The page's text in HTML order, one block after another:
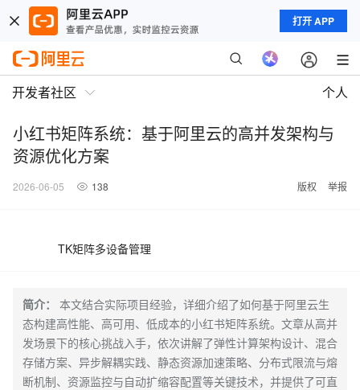
打开 APP
开发者社区 个人
小红书矩阵系统：基于阿里云的高并发架构与
资源优化方案
2026-06-05 138 版权 举报
TK矩阵多设备管理
简介：
本文结合实际项目经验，详细介绍了如何基于阿里云生
态构建高性能、高可用、低成本的小红书矩阵系统。文章从高并
发场景下的核心挑战入手，依次讲解了弹性计算架构设计、混合
存储方案、异步解耦实践、静态资源加速策略、分布式限流与熔
断机制、资源监控与自动扩缩容配置等关键技术，并提供了可直